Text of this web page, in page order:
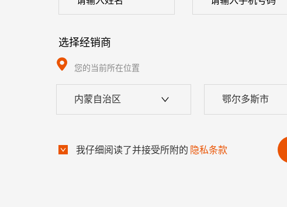
选择经销商
您的当前所在位置
内蒙自治区 鄂尔多斯市
我仔细阅读了并接受所附的 隐私条款